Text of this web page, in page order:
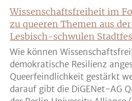
Wissenschaftsfreiheit im
zu queeren Themen aus
Lesbisch-schwulen
Wie können
demokratische Resilienz
Queerfeindlichkeit gestärkt
darauf gibt die DiGENet-AG